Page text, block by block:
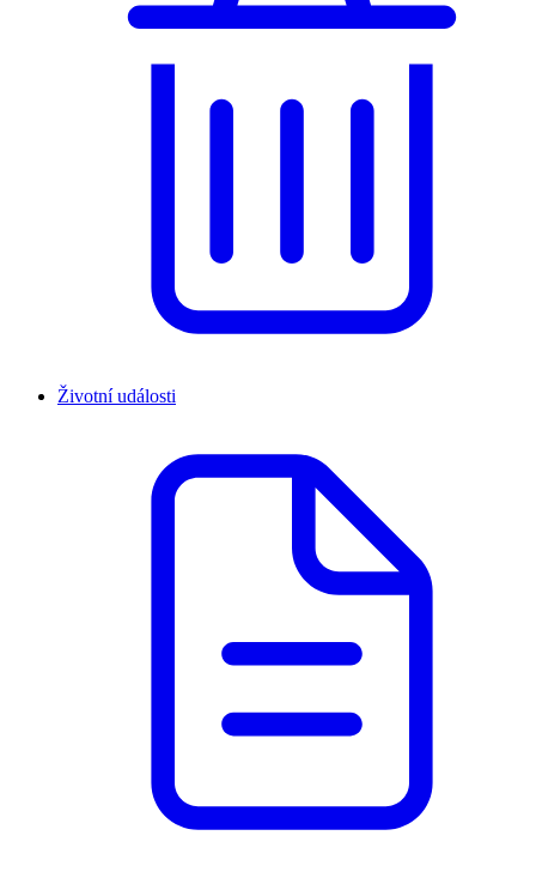
Životní události